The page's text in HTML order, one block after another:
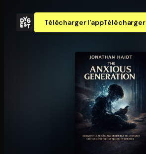
Télécharger l'appTélécharger